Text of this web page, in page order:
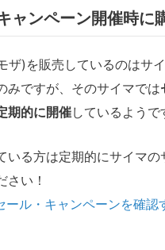
ャンペーン開催時に
ザ)を販売しているのはサ
みですが、そのサイマでは
期的に開催しているようで
いる方は定期的にサイマの
さい！
ール・キャンペーンを確認